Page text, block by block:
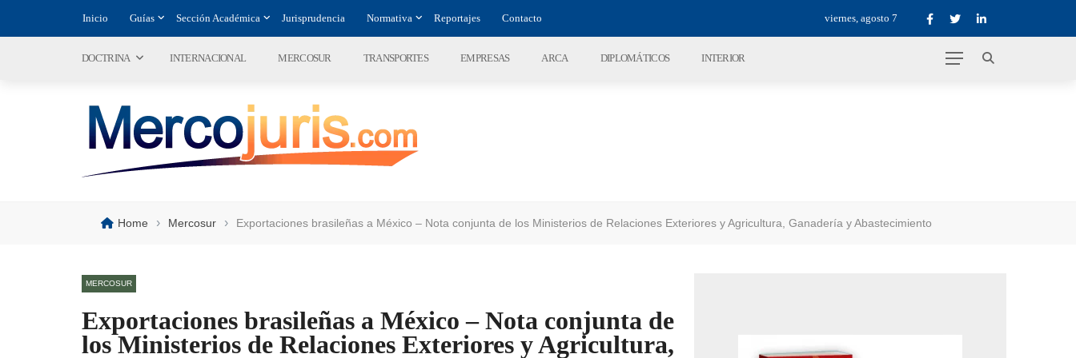
Inicio Guías Sección Académica Jurisprudencia Normativa Reportajes Contacto viernes, agosto 7
DOCTRINA INTERNACIONAL MERCOSUR TRANSPORTES EMPRESAS ARCA DIPLOMÁTICOS INTERIOR
Home › Mercosur › Exportaciones brasileñas a México – Nota conjunta de los Ministerios de Relaciones Exteriores y Agricultura, Ganadería y Abastecimiento
MERCOSUR
Exportaciones brasileñas a México – Nota conjunta de
los Ministerios de Relaciones Exteriores y Agricultura,